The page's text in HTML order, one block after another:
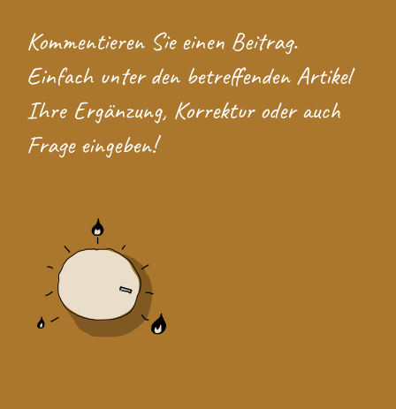
Kommentieren Sie einen Beitrag.
Einfach unter den betreffenden Artikel
Ihre Ergänzung, Korrektur oder auch
Frage eingeben!